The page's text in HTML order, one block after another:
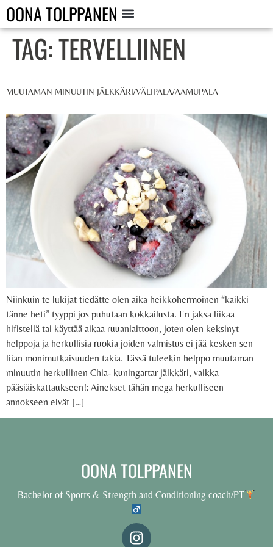
OONA TOLPPANEN
TAG:TERVELLIINEN
MUUTAMAN MINUUTIN JÄLKKÄRI/VÄLIPALA/AAMUPALA
Niinkuin te lukijat tiedätte olen aika heikkohermoinen “kaikki
tänne heti” tyyppi jos puhutaan kokkailusta. En jaksa liikaa
hifistellä tai käyttää aikaa ruuanlaittoon, joten olen keksinyt
helppoja ja herkullisia ruokia joiden valmistus ei jää kesken sen
liian monimutkaisuuden takia. Tässä tuleekin helppo muutaman
minuutin herkullinen Chia- kuningartar jälkkäri, vaikka
pääsiäiskattaukseen!: Ainekset tähän mega herkulliseen
annokseen eivät […]
OONA TOLPPANEN
Bachelor of Sports & Strength and Conditioning coach/PT